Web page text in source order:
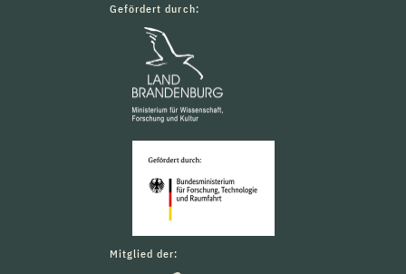
Gefördert durch:
Mitglied der: